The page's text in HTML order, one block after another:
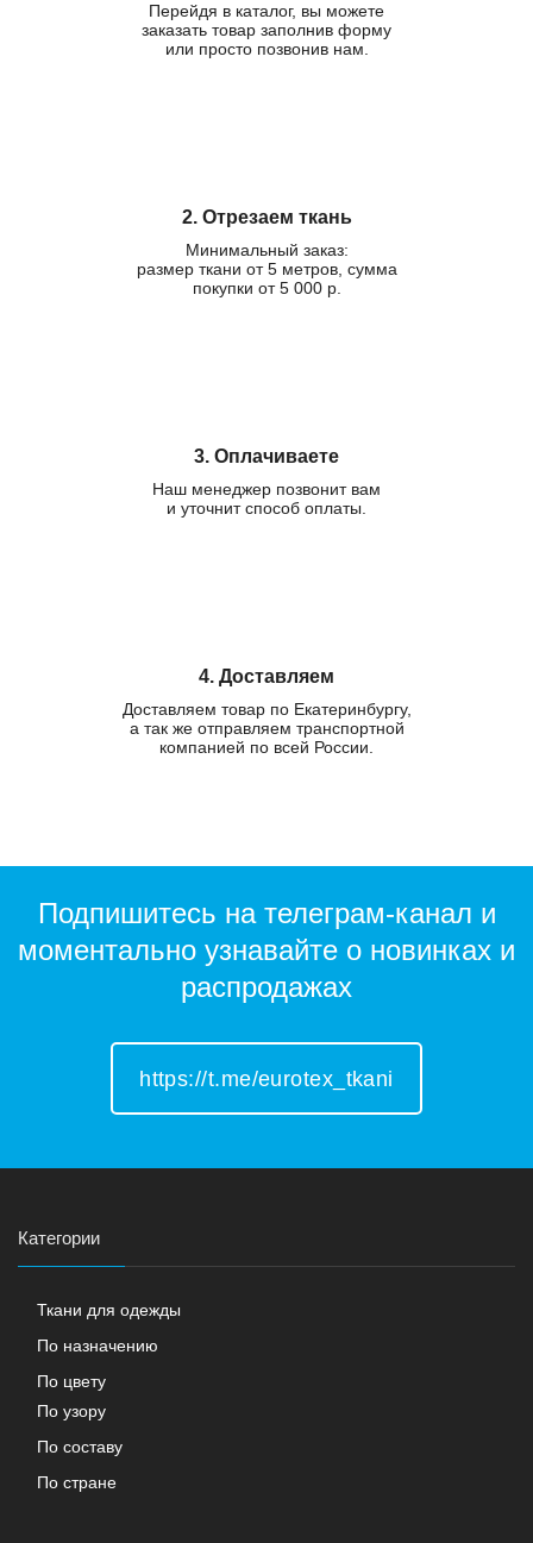
Перейдя в каталог, вы можете
заказать товар заполнив форму
или просто позвонив нам.
2. Отрезаем ткань
Минимальный заказ:
размер ткани от 5 метров, сумма
покупки от 5 000 р.
3. Оплачиваете
Наш менеджер позвонит вам
и уточнит способ оплаты.
4. Доставляем
Доставляем товар по Екатеринбургу,
а так же отправляем транспортной
компанией по всей России.
Подпишитесь на телеграм-канал и
моментально узнавайте о новинках и
распродажах
https://t.me/eurotex_tkani
Категории
Ткани для одежды
По назначению
По цвету
По узору
По составу
По стране